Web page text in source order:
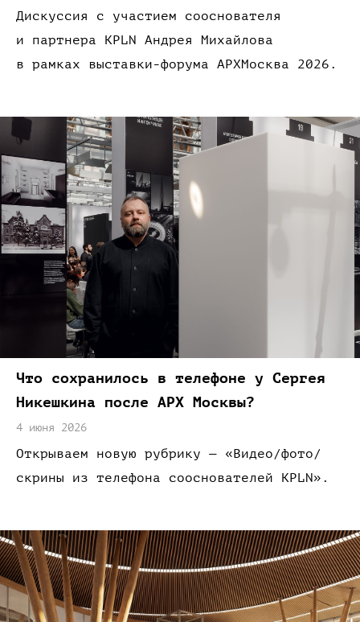
Дискуссия с участием сооснователя
и партнера KPLN Андрея Михайлова
в рамках
выставки-форума АРХМосква 2026.
Что сохранилось в телефоне у Сергея
Никешкина после АРХ Москвы?
4 июня 2026
Открываем новую рубрику — «Видео/фото/
скрины из телефона сооснователей KPLN» .